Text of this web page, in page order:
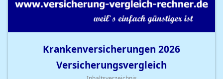
Krankenversicherungen 2026
Versicherungsvergleich